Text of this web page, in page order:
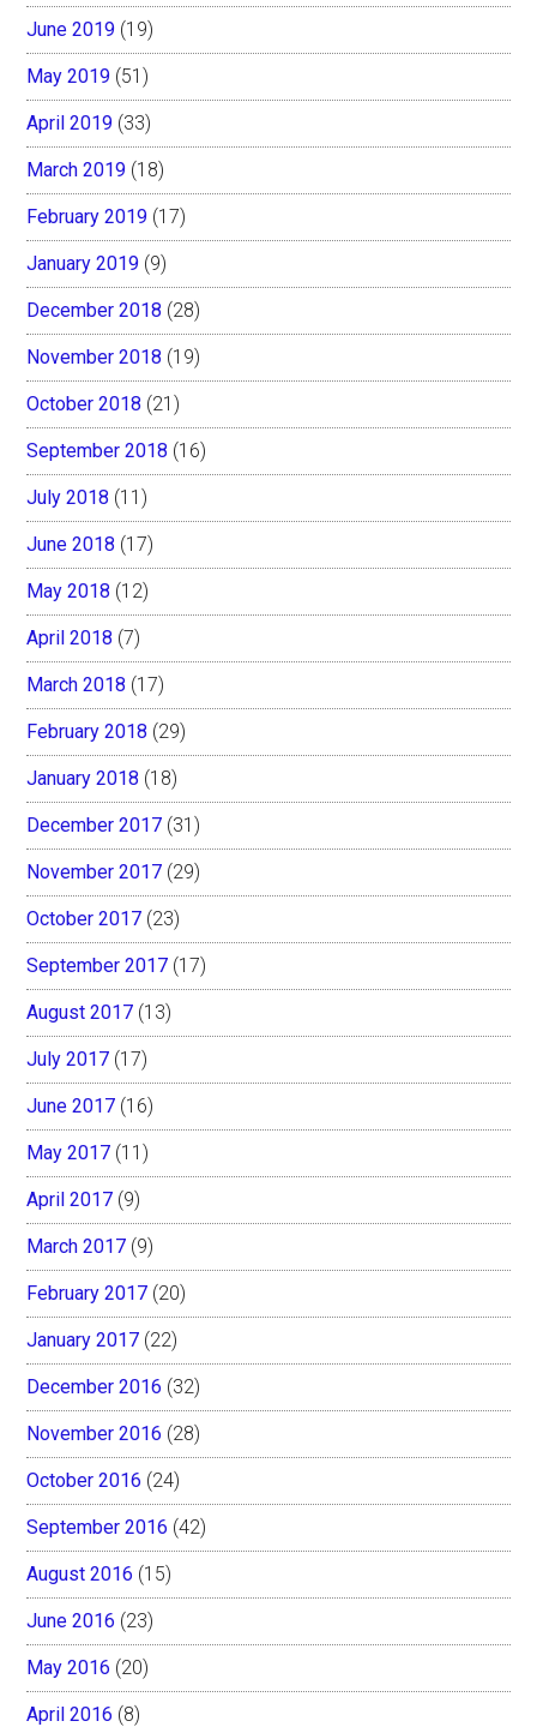
June 2019 (19)
May 2019 (51)
April 2019 (33)
March 2019 (18)
February 2019 (17)
January 2019 (9)
December 2018 (28)
November 2018 (19)
October 2018 (21)
September 2018 (16)
July 2018 (11)
June 2018 (17)
May 2018 (12)
April 2018 (7)
March 2018 (17)
February 2018 (29)
January 2018 (18)
December 2017 (31)
November 2017 (29)
October 2017 (23)
September 2017 (17)
August 2017 (13)
July 2017 (17)
June 2017 (16)
May 2017 (11)
April 2017 (9)
March 2017 (9)
February 2017 (20)
January 2017 (22)
December 2016 (32)
November 2016 (28)
October 2016 (24)
September 2016 (42)
August 2016 (15)
June 2016 (23)
May 2016 (20)
April 2016 (8)